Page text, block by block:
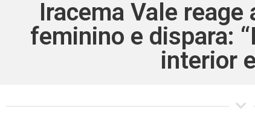
Iracema Vale reage
feminino e dispara:
interior